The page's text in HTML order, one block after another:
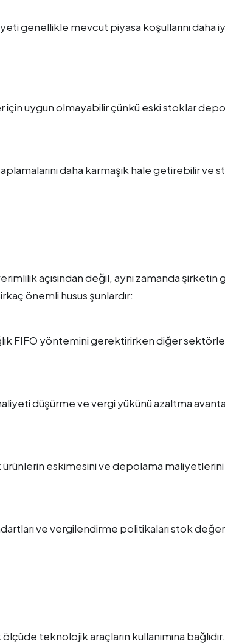
genellikle mevcut piyasa koşullarını daha
uygun olmayabilir çünkü eski stoklar
daha karmaşık hale getirebilir ve
açısından değil, aynı zamanda şirketin
önemli husus şunlardır:
FIFO yöntemini gerektirirken diğer
düşürme ve vergi yükünü azaltma
ürünlerin eskimesini ve depolama maliyetlerini
ve vergilendirme politikaları stok
teknolojik araçların kullanımına bağlıdır.